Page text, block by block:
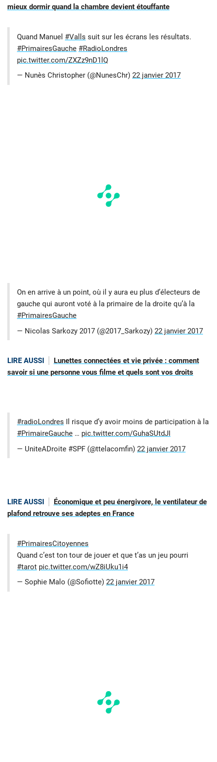
mieux dormir quand la chambre devient étouffante
Quand Manuel #Valls suit sur les écrans les résultats.
#PrimairesGauche #RadioLondres
pic.twitter.com/ZXZz9nD1lQ
— Nunès Christopher (@NunesChr) 22 janvier 2017
On en arrive à un point, où il y aura eu plus d’électeurs de
gauche qui auront voté à la primaire de la droite qu’à la
#PrimairesGauche
— Nicolas Sarkozy 2017 (@2017_Sarkozy) 22 janvier 2017
LIRE AUSSI
Lunettes connectées et vie privée : comment
savoir si une personne vous filme et quels sont vos droits
#radioLondres Il risque d’y avoir moins de participation à la
#PrimaireGauche … pic.twitter.com/GuhaSUtdJI
— UniteADroite #SPF (@ttelacomfin) 22 janvier 2017
LIRE AUSSI
Économique et peu énergivore, le ventilateur de
plafond retrouve ses adeptes en France
#PrimairesCitoyennes
Quand c’est ton tour de jouer et que t’as un jeu pourri
#tarot pic.twitter.com/wZ8iUku1i4
— Sophie Malo (@Sofiotte) 22 janvier 2017